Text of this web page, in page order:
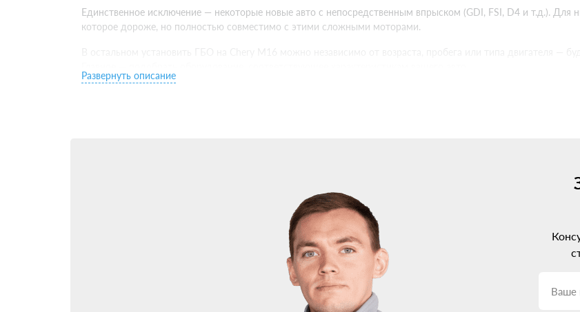
Единственное исключение — некоторые новые авто с непосредственным впрыском (GDI, FSI, D4 и т.д.). Для
которое дороже, но полностью совместимо с этими сложными моторами.
Установить ГБО 5 поколения имеет смысл на современные моторы Chery M16 с непосредственным
синхронизируется с родной системой питания двигателя.
Установка ГБО на Chery M16:
Когда выбор ГБО для Chery M16 сделан — самое время искать, где установить газовое оборудование. И тут
центра. Потому что даже самое качественное оборудование при неграмотной установке ГБО может
Развернуть описание